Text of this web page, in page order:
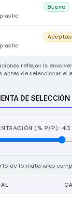
Bueno
reflejan la
antes de seleccionar el
DE
(% P/P): 40
15 de 15 materiales